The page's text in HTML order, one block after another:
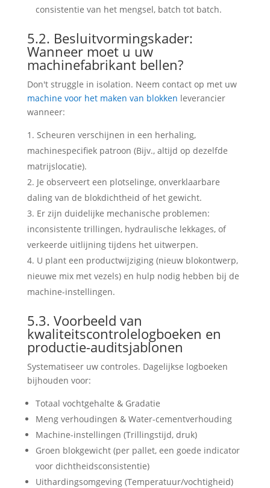
consistentie van het mengsel, batch tot batch.
5.2. Besluitvormingskader:
Wanneer moet u uw
machinefabrikant bellen?
Don't struggle in isolation. Neem contact op met uw
machine voor het maken van blokken leverancier
wanneer:
Scheuren verschijnen in een herhaling,
machinespecifiek patroon (Bijv., altijd op dezelfde
matrijslocatie).
Je observeert een plotselinge, onverklaarbare
daling van de blokdichtheid of het gewicht.
Er zijn duidelijke mechanische problemen:
inconsistente trillingen, hydraulische lekkages, of
verkeerde uitlijning tijdens het uitwerpen.
U plant een productwijziging (nieuw blokontwerp,
nieuwe mix met vezels) en hulp nodig hebben bij de
machine-instellingen.
5.3. Voorbeeld van
kwaliteitscontrolelogboeken en
productie-auditsjablonen
Systematiseer uw controles. Dagelijkse logboeken
bijhouden voor:
Totaal vochtgehalte & Gradatie
Meng verhoudingen & Water-cementverhouding
Machine-instellingen (Trillingstijd, druk)
Groen blokgewicht (per pallet, een goede indicator
voor dichtheidsconsistentie)
Uithardingsomgeving (Temperatuur/vochtigheid)